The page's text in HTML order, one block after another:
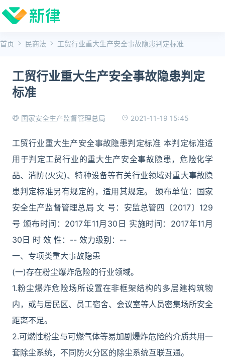
首页 民商法 工贸行业重大生产安全事故隐患判定标准
工贸行业重大生产安全事故隐患判定
标准
国家安全生产监督管理总局 2021-11-19 15:45
工贸行业重大生产安全事故隐患判定标准 本判定标准适
用于判定工贸行业的重大生产安全事故隐患，危险化学
品、消防(火灾)、特种设备等有关行业领域对重大事故隐
患判定标准另有规定的，适用其规定。 颁布单位：国家
安全生产监督管理总局 文 号：安监总管四〔2017〕129
号 颁布时间：2017年11月30日 实施时间：2017年11月
30日 时 效 性：-- 效力级别：--
一、专项类重大事故隐患
(一)存在粉尘爆炸危险的行业领域。
1.粉尘爆炸危险场所设置在非框架结构的多层建构筑物
内，或与居民区、员工宿舍、会议室等人员密集场所安全
距离不足。
2.可燃性粉尘与可燃气体等易加剧爆炸危险的介质共用一
套除尘系统，不同防火分区的除尘系统互联互通。